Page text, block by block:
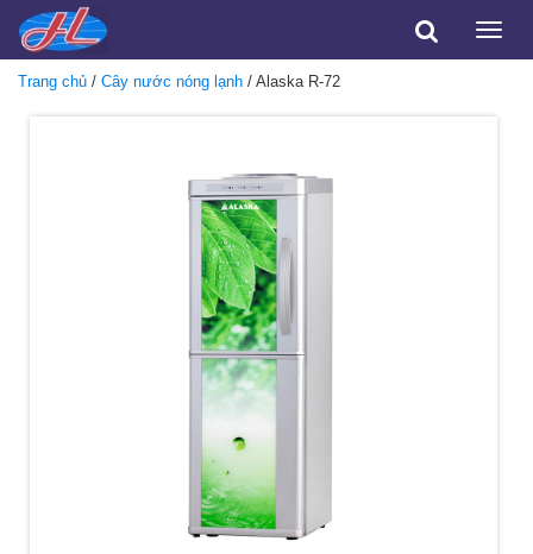
Toggle
Trang chủ / Cây nước nóng lạnh / Alaska R-72